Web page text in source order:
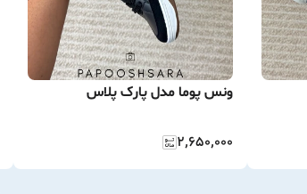
ونس پوما مدل پارک پلاس
۲٬۶۵۰٬۰۰۰